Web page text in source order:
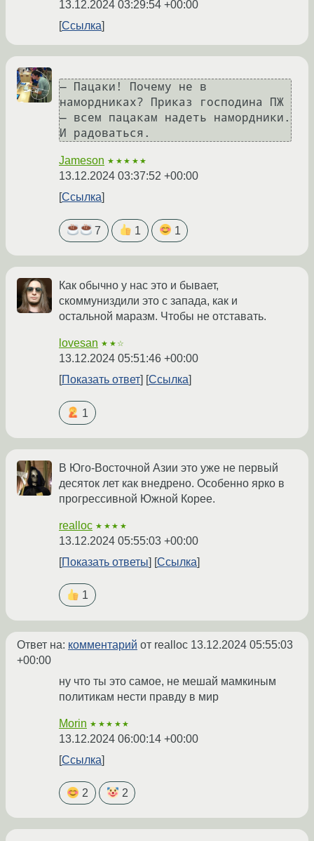
13.12.2024 03:29:54 +00:00
Ссылка
— Пацаки! Почему не в
намордниках? Приказ господина ПЖ
— всем пацакам надеть намордники.
Jameson ★★★★★
13.12.2024 03:37:52 +00:00
Ссылка
7 1 1
Как обычно у нас это и бывает,
скоммуниздили это с запада, как и
остальной маразм. Чтобы не отставать.
lovesan ★★☆
13.12.2024 05:51:46 +00:00
Показать ответ
Ссылка
1
В Юго-Восточной Азии это уже не первый
десяток лет как внедрено. Особенно ярко в
прогрессивной Южной Корее.
realloc ★★★★
13.12.2024 05:55:03 +00:00
Показать ответы
Ссылка
1
Ответ на: комментарий от realloc 13.12.2024 05:55:03
+00:00
ну что ты это самое, не мешай мамкиным
политикам нести правду в мир
Morin ★★★★★
13.12.2024 06:00:14 +00:00
Ссылка
2 2